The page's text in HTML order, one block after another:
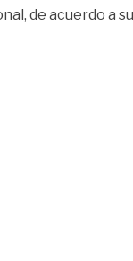
de acuerdo a su